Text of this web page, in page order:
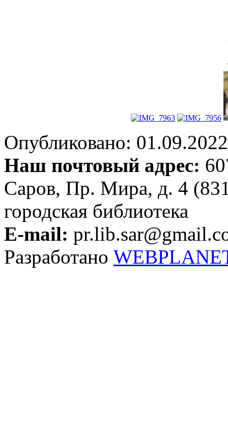
Опубликовано:
Наш почтовый адрес:
Саров, Пр. Мира, д. 4
городская библиотека
E-mail:
Разработано